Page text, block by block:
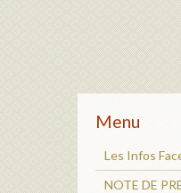
Menu
Les Infos
NOTE DE